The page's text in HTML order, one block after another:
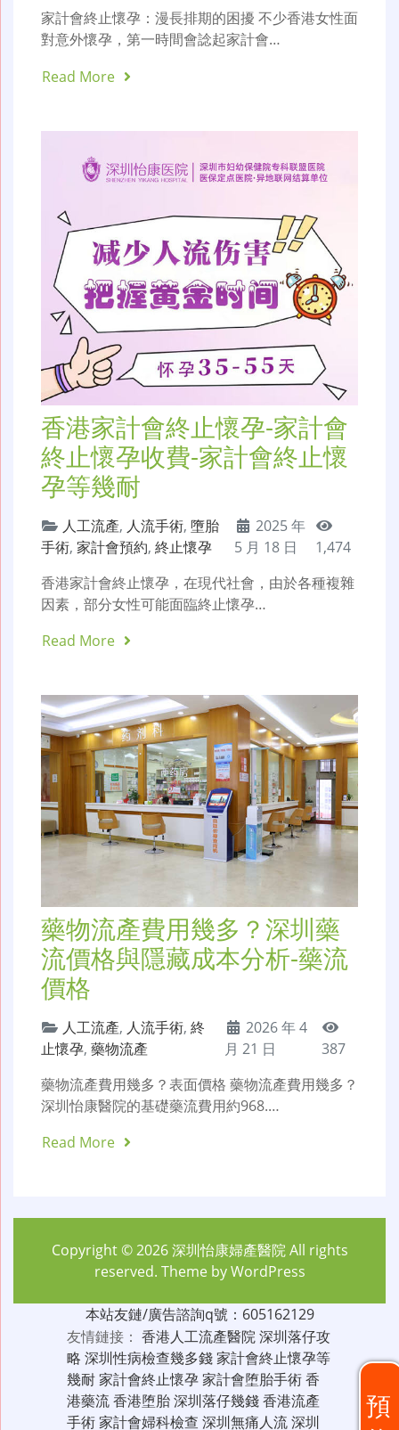
家計會終止懷孕：漫長排期的困擾 不少香港女性面
對意外懷孕，第一時間會諗起家計會…
Read More
香港家計會終止懷孕-家計會
終止懷孕收費-家計會終止懷
孕等幾耐
人工流產, 人流手術, 墮胎
手術, 家計會預約, 終止懷孕
2025 年
5 月 18 日
1,474
香港家計會終止懷孕，在現代社會，由於各種複雜
因素，部分女性可能面臨終止懷孕…
Read More
藥物流產費用幾多？深圳藥
流價格與隱藏成本分析-藥流
價格
人工流產, 人流手術, 終
止懷孕, 藥物流產
2026 年 4
月 21 日
387
藥物流產費用幾多？表面價格 藥物流產費用幾多？
深圳怡康醫院的基礎藥流費用約968.…
Read More
預
Copyright © 2026深圳怡康婦產醫院All rights
reserved. Theme byWordPress
本站友鏈/廣告諮詢q號：605162129
友情鏈接： 香港人工流產醫院深圳落仔攻
略 深圳性病檢查幾多錢家計會終止懷孕等
幾耐家計會終止懷孕家計會堕胎手術香
港藥流香港堕胎深圳落仔幾錢香港流產
手術家計會婦科檢查 深圳無痛人流深圳